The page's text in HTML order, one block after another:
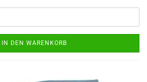
IN DEN WARENKORB